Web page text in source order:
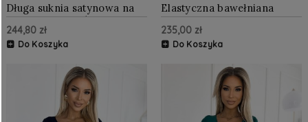
Długa suknia satynowa na
jedno ramię z różami
Błękitna
244,80 zł
Do Koszyka
Elastyczna bawełniana
sukienka w prążek Czarna
235,00 zł
Do Koszyka